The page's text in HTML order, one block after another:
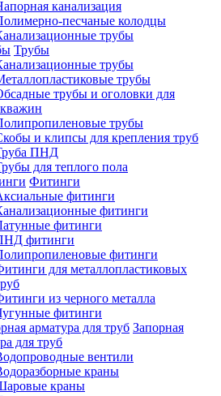
канализация
песчаные колодцы
трубы
Трубы
трубы
трубы
трубы и оголовки для
трубы
и клипсы для крепления труб
ПНД
для теплого пола
Фитинги
фитинги
фитинги
фитинги
фитинги
фитинги
для металлопластиковых
из черного металла
фитинги
Запорная
для труб
вентили
краны
краны